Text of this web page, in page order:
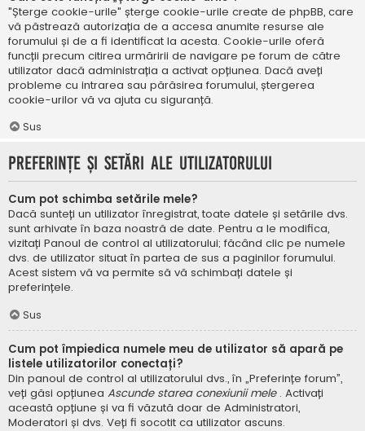
"Șterge cookie-urile" șterge cookie-urile create de phpBB, care
vă păstrează autorizația de a accesa anumite resurse ale
forumului și de a fi identificat la acesta. Cookie-urile oferă
funcții precum citirea urmăririi de navigare pe forum de către
utilizator dacă administrația a activat opțiunea. Dacă aveți
probleme cu intrarea sau părăsirea forumului, ștergerea
cookie-urilor vă va ajuta cu siguranță.
Sus
Preferințe și setări ale utilizatorului
Cum pot schimba setările mele?
Dacă sunteți un utilizator înregistrat, toate datele și setările dvs.
sunt arhivate în baza noastră de date. Pentru a le modifica,
vizitați Panoul de control al utilizatorului; făcând clic pe numele
dvs. de utilizator situat în partea de sus a paginilor forumului.
Acest sistem vă va permite să vă schimbați datele și
preferințele.
Sus
Cum pot împiedica numele meu de utilizator să apară pe
listele utilizatorilor conectați?
Din panoul de control al utilizatorului dvs., în „Preferințe forum”,
veți găsi opțiunea Ascunde starea conexiunii mele . Activați
această opțiune și va fi văzută doar de Administratori,
Moderatori și dvs. Veți fi socotit ca utilizator ascuns.